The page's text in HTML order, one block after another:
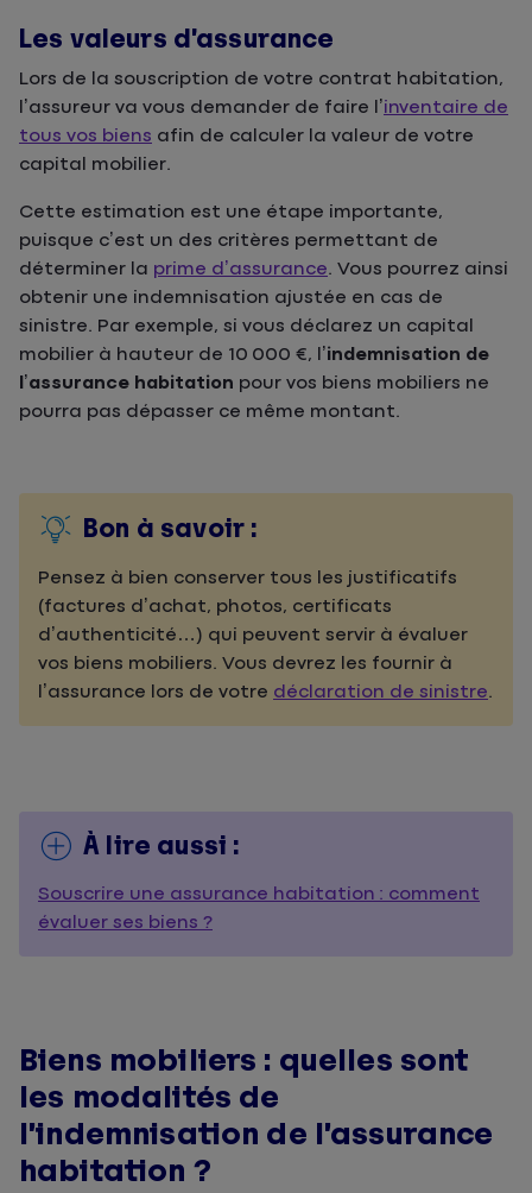
Les valeurs d’assurance
Lors de la souscription de votre contrat habitation,
l’assureur va vous demander de faire l’inventaire de
tous vos biens afin de calculer la valeur de votre
capital mobilier.
Cette estimation est une étape importante,
puisque c’est un des critères permettant de
déterminer la prime d’assurance. Vous pourrez ainsi
obtenir une indemnisation ajustée en cas de
sinistre. Par exemple, si vous déclarez un capital
mobilier à hauteur de 10 000 €, l’indemnisation de
l’assurance habitation pour vos biens mobiliers ne
pourra pas dépasser ce même montant.
Bon à savoir :
Pensez à bien conserver tous les justificatifs
(factures d’achat, photos, certificats
d’authenticité…) qui peuvent servir à évaluer
vos biens mobiliers. Vous devrez les fournir à
l’assurance lors de votre déclaration de sinistre.
À lire aussi :
Souscrire une assurance habitation : comment
évaluer ses biens ?
Biens mobiliers : quelles sont
les modalités de
l’indemnisation de l’assurance
habitation ?